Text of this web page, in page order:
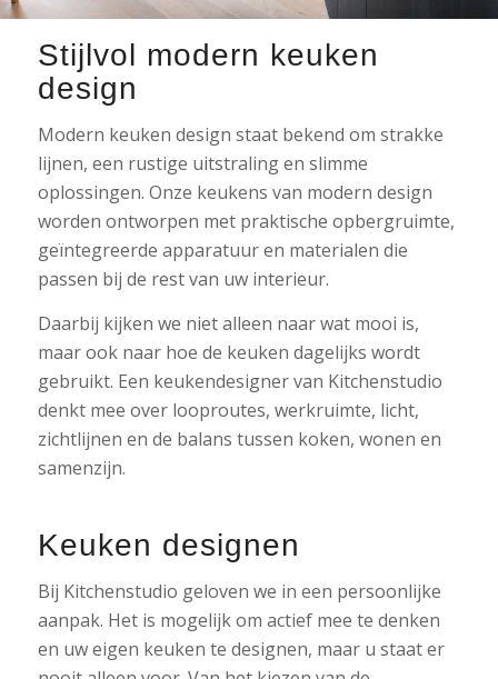
Stijlvol modern keuken
design
Modern keuken design staat bekend om strakke
lijnen, een rustige uitstraling en slimme
oplossingen. Onze keukens van modern design
worden ontworpen met praktische opbergruimte,
geïntegreerde apparatuur en materialen die
passen bij de rest van uw interieur.
Daarbij kijken we niet alleen naar wat mooi is,
maar ook naar hoe de keuken dagelijks wordt
gebruikt. Een keukendesigner van Kitchenstudio
denkt mee over looproutes, werkruimte, licht,
zichtlijnen en de balans tussen koken, wonen en
samenzijn.
Keuken designen
Bij Kitchenstudio geloven we in een persoonlijke
aanpak. Het is mogelijk om actief mee te denken
en uw eigen keuken te designen, maar u staat er